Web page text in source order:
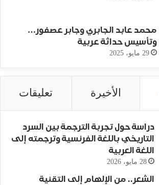
محمد عابد الجابري وجابر عصفور…
وتأسيس حداثة عربية
29 مايو، 2025
الأخيرة تعليقات
دراسة حول تجربة الترجمة بين السرد
التاريخي باللغة الفرنسية وترجمته إلى
اللغة العربية
28 مايو، 2026
الشعر.. من الإلهام إلى التقنية